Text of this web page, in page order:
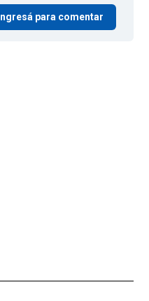
Ingresá para comentar